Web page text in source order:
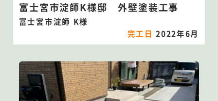
富士宮市淀師K様邸 外壁塗装工事
富士宮市淀師 K様
完工日2022年6月